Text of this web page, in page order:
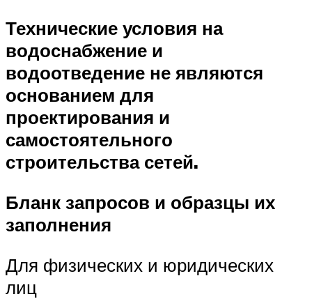
Технические условия на
водоснабжение и
водоотведение не являются
основанием для
проектирования и
самостоятельного
строительства сетей.
Бланк запросов и образцы их
заполнения
Для физических и юридических
лиц